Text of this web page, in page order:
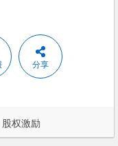
分享
股权激励